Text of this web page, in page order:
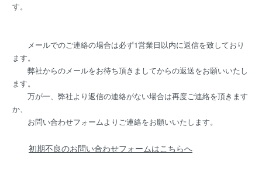
す。
メールでのご連絡の場合は必ず1営業日以内に返信を致しており
ます。
弊社からのメールをお待ち頂きましてからの返送をお願いいたし
ます。
万が一、弊社より返信の連絡がない場合は再度ご連絡を頂きます
か、
お問い合わせフォームよりご連絡をお願いいたします。
初期不良のお問い合わせフォームはこちらへ